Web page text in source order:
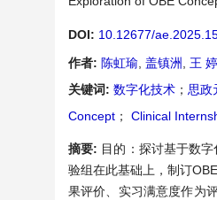
DOI: 10.12677/
作者: 陈虹瑜 盖镇洲 王 婷
关键词: 数字化技术 ； 思政
Concept ； Clinical
摘要: 目的：探讨基于数
验组在此基础上，制订
果评价、实习满意度作为